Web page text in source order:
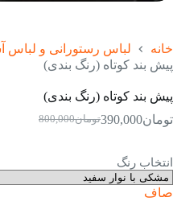
خانه
لباس رستورانی و لباس
پیش بند کوتاه (رنگ بندی)
پیش بند کوتاه (رنگ بندی)
تومان800,000قیمت
بود.
تومان390,000قیمت
انتخاب رنگ
صاف